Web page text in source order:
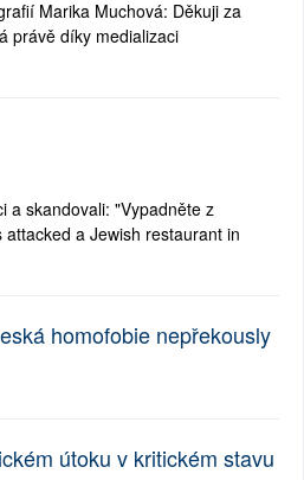
Marika Muchová: Děkuji za
právě díky medializaci
a skandovali: "Vypadněte z
a Jewish restaurant in
homofobie nepřekously
útoku v kritickém stavu